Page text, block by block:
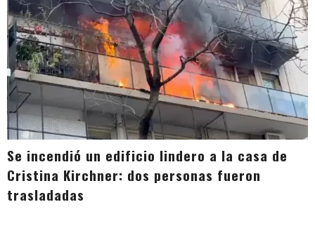
Se incendió un edificio lindero a la casa de
Cristina Kirchner: dos personas fueron
trasladadas